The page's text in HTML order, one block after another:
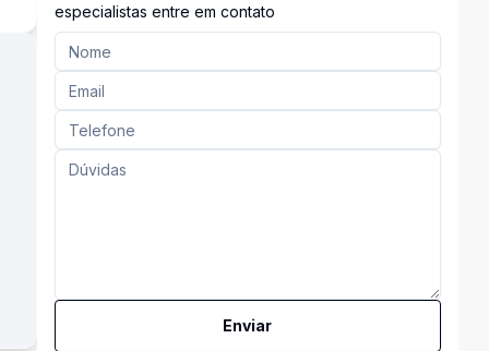
especialistas entre em contato
Enviar